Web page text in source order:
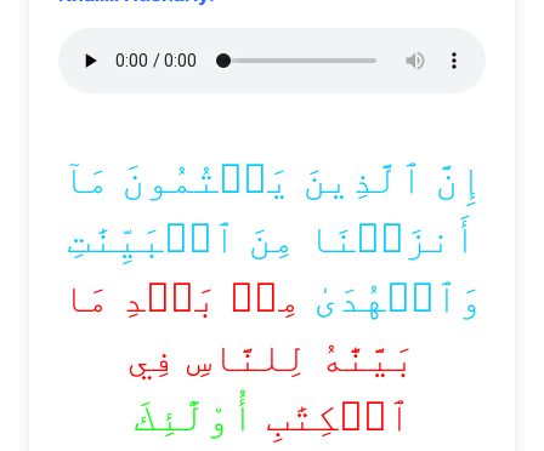
إِنَّ ٱلَّذِينَ يَكۡتُمُونَ مَآ
أَنزَلۡنَا مِنَ ٱلۡبَيِّنَٰتِ
وَٱلۡهُدَىٰ مِنۢ بَعۡدِ مَا
بَيَّنَّٰهُ لِلنَّاسِ فِي
ٱلۡكِتَٰبِ أُوْلَٰٓئِكَ